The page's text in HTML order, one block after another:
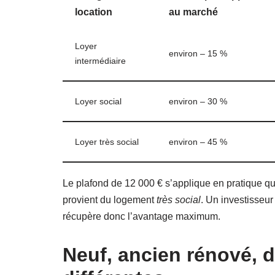
location
au marché
Loyer
intermédiaire
environ – 15 %
Loyer social environ – 30 %
Loyer très social environ – 45 %
Le plafond de 12 000 € s’applique en pratique
provient du logementtrès social. Un
récupère donc l’avantage maximum.
Neuf, ancien rénové,